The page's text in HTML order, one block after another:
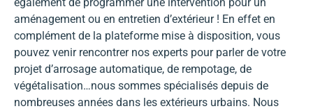
aménagement ou en entretien d’extérieur ! En effet en
complément de la plateforme mise à disposition, vous
pouvez venir rencontrer nos experts pour parler de votre
projet d’arrosage automatique, de rempotage, de
végétalisation…nous sommes spécialisés depuis de
nombreuses années dans les extérieurs urbains. Nous